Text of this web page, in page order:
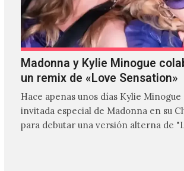
Madonna y Kylie Minogue
un remix de «Love Sensation»
Hace apenas unos días Kylie
invitada especial de Madonna en su
para debutar una versión alterna de